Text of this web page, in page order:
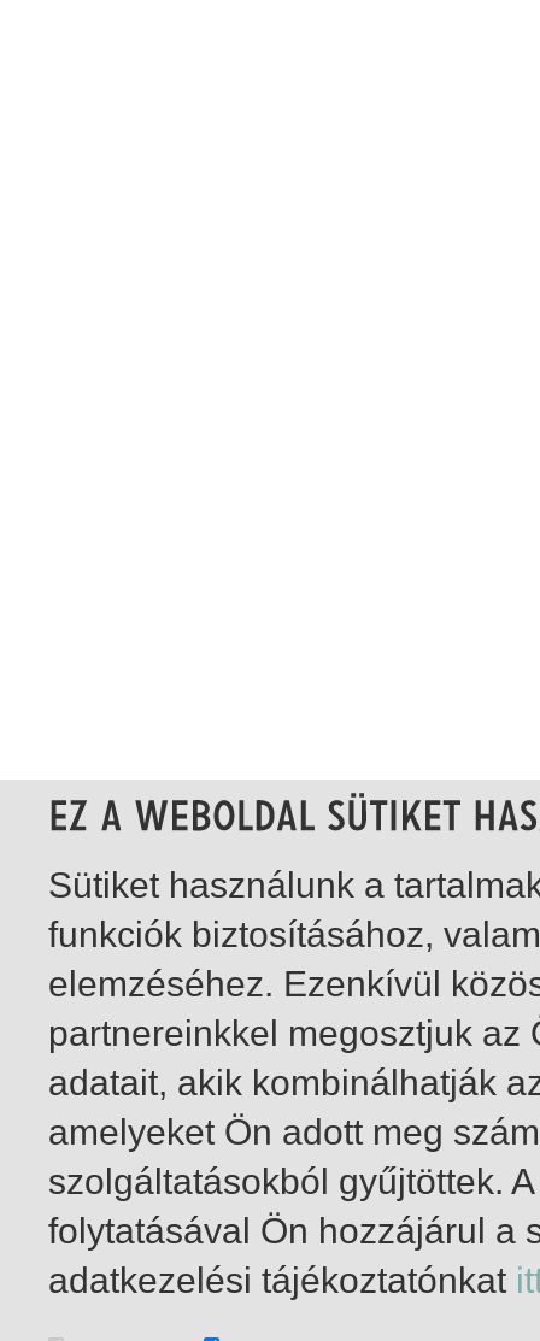
1-3 / összesen 3 találat
Sütiket használunk a
funkciók biztosításához,
elemzéséhez. Ezenkívül
partnereinkkel megosztjuk
adatait, akik kombinálhatják
amelyeket Ön adott meg
szolgáltatásokból gyűjtöttek.
folytatásával Ön hozzájárul a
adatkezelési tájékoztatónkat